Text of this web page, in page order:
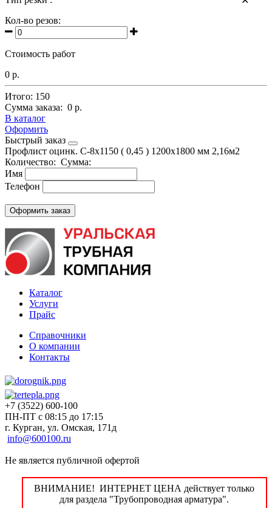
Кол-во резов:
Стоимость работ
0 р.
Итого: 150
Сумма заказа: 0 р.
В каталог
Оформить
Быстрый заказ
Профлист оцинк. С-8х1150 ( 0,45 ) 1200х1800 мм 2,16м2
Количество: Сумма:
Имя
Телефон
Каталог
Услуги
Прайс
Справочники
О компании
Контакты
+7 (3522) 600-100
ПН-ПТ с 08:15 до 17:15
г. Курган, ул. Омская, 171д
info@600100.ru
Не является публичной офертой
ВНИМАНИЕ! ИНТЕРНЕТ ЦЕНА действует только
для раздела "Трубопроводная арматура".